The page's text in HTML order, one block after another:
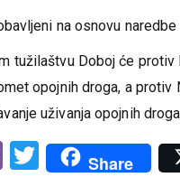
na osnovu
tužilaštvu Doboj će
opojnih droga, a
uživanja opojnih
ViberTwitter
Share